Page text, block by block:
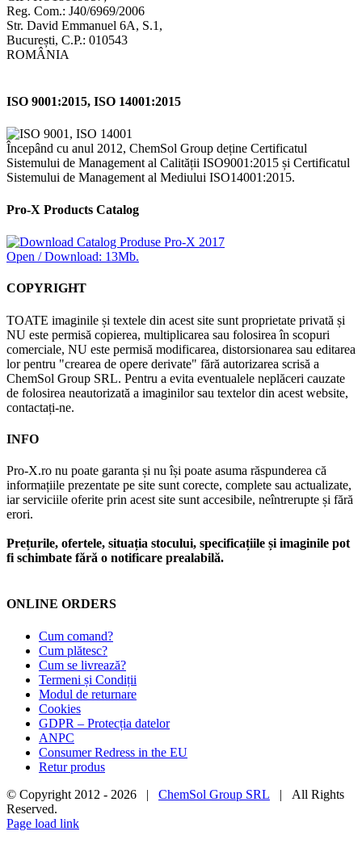
Reg. Com.: J40/6969/2006
Str. David Emmanuel 6A, S.1,
București, C.P.: 010543
ROMÂNIA
ISO 9001:2015, ISO 14001:2015
Începând cu anul 2012, ChemSol Group deține Certificatul
Sistemului de Management al Calității ISO9001:2015 și Certificatul
Sistemului de Management al Mediului ISO14001:2015.
Pro-X Products Catalog
Open / Download: 13Mb.
COPYRIGHT
TOATE imaginile și textele din acest site sunt proprietate privată și
NU este permisă copierea, multiplicarea sau folosirea în scopuri
comerciale, NU este permisă modificarea, distorsionarea sau editarea
lor pentru "crearea de opere derivate" fără autorizarea scrisă a
ChemSol Group SRL. Pentru a evita eventualele neplăceri cauzate
de folosirea neautorizată a imaginilor sau textelor din acest website,
contactați-ne.
INFO
Pro-X.ro nu poate garanta și nu își poate asuma răspunderea că
informațiile prezentate pe site sunt corecte, complete sau actualizate,
iar serviciile oferite prin acest site sunt accesibile, neîntrerupte și fără
erori.
Prețurile, ofertele, situația stocului, specificațiile și imaginile pot
fi schimbate fără o notificare prealabilă.
ONLINE ORDERS
Cum comand?
Cum plătesc?
Cum se livrează?
Termeni și Condiții
Modul de returnare
Cookies
GDPR – Protecția datelor
ANPC
Consumer Redress in the EU
Retur produs
© Copyright 2012 - 2026 | ChemSol Group SRL | All Rights
Reserved.
Page load link